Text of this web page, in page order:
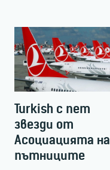
Turkish с пет
звезди от
Асоциацията на
пътниците